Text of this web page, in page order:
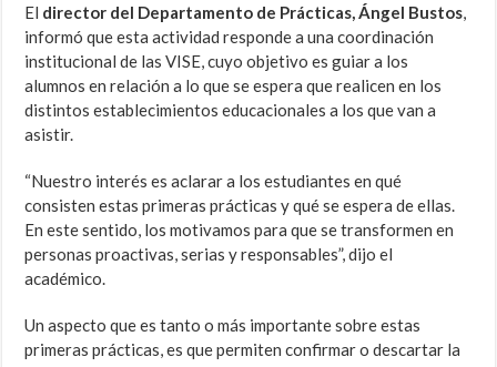
El director del Departamento de Prácticas, Ángel Bustos,
informó que esta actividad responde a una coordinación
institucional de las VISE, cuyo objetivo es guiar a los
alumnos en relación a lo que se espera que realicen en los
distintos establecimientos educacionales a los que van a
asistir.
“Nuestro interés es aclarar a los estudiantes en qué
consisten estas primeras prácticas y qué se espera de ellas.
En este sentido, los motivamos para que se transformen en
personas proactivas, serias y responsables”, dijo el
académico.
Un aspecto que es tanto o más importante sobre estas
primeras prácticas, es que permiten confirmar o descartar la